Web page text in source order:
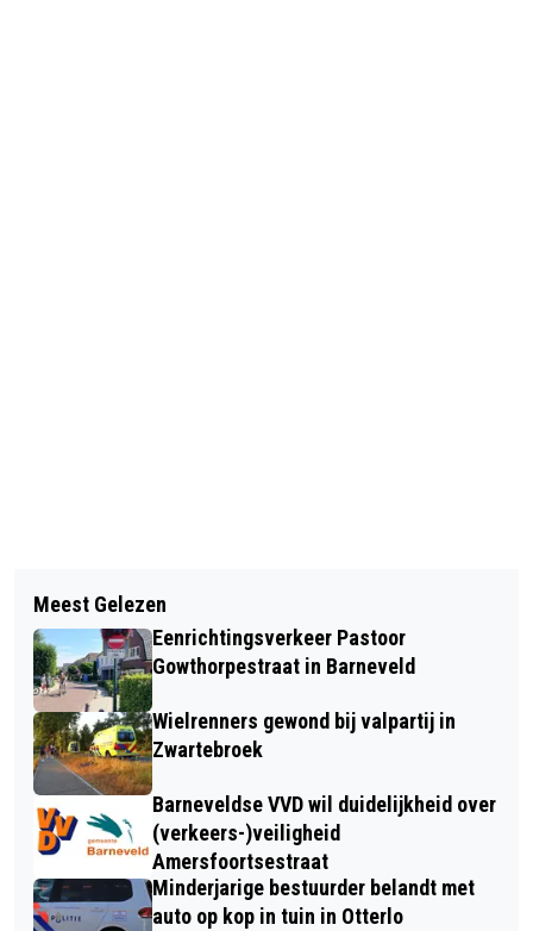
DERDELANDERS BLIJVEN VOORLOPIG
IN HARSKAMP
HEEFT U BINNENKORT EEN GEZELLIG
DAGJE WEG GEPLAND? GA EENS MET
HET OPENBAAR VERVOER!
Meest Gelezen
Eenrichtingsverkeer Pastoor
Gowthorpestraat in Barneveld
Wielrenners gewond bij valpartij in
Zwartebroek
Barneveldse VVD wil duidelijkheid over
(verkeers-)veiligheid
Amersfoortsestraat
Minderjarige bestuurder belandt met
auto op kop in tuin in Otterlo